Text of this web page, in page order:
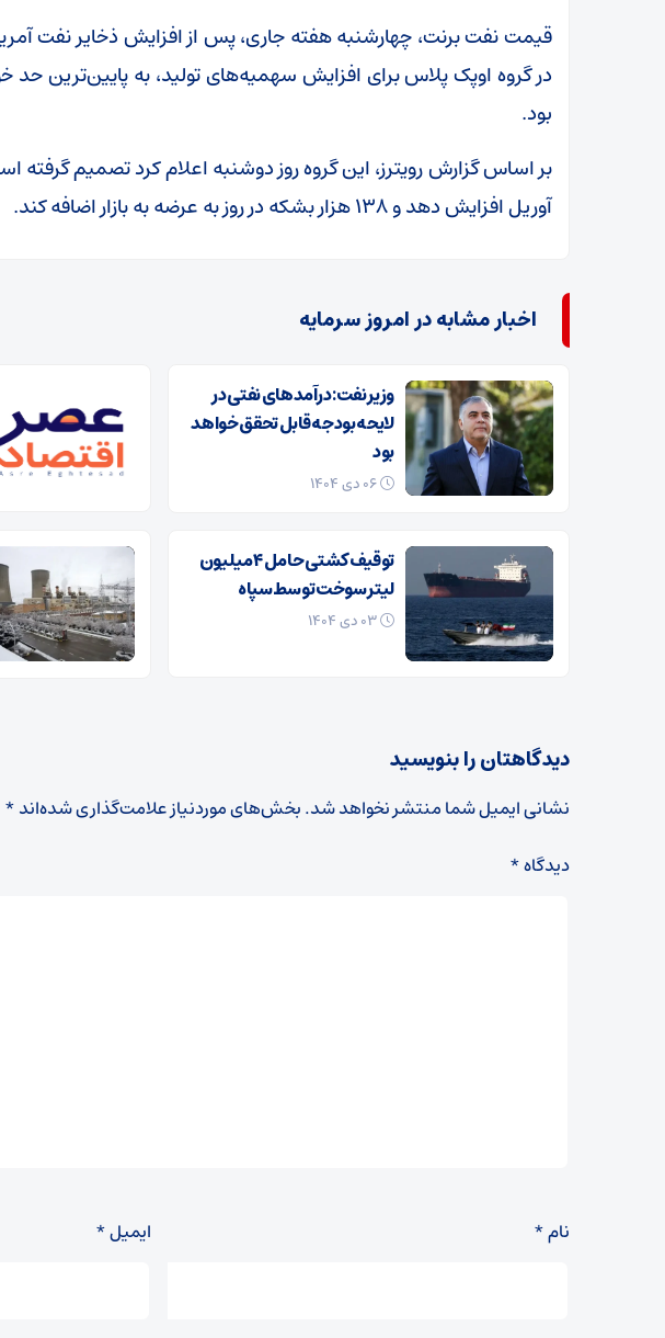
قیمت نفت برنت، چهارشنبه هفته جاری، پس از افزایش ذخایر نفت
بود.
بر اساس گزارش رویترز، این گروه روز دوشنبه اعلام کرد تصمیم گرفته
آوریل افزایش دهد و ۱۳۸ هزار بشکه در روز به عرضه به بازار اضافه کند.
اخبار مشابه در امروز سرمایه
وزیر نفت: درآمدهای نفتی در
لایحه بودجه قابل تحقق خواهد
بود
توقیف کشتی حامل ۴ میلیون
لیتر سوخت توسط سپاه
دیدگاهتان را بنویسید
نشانی ایمیل شما منتشر نخواهد شد.بخش‌های موردنیاز علامت‌گذاری شده‌اند*
دیدگاه*
نام* ایمیل*